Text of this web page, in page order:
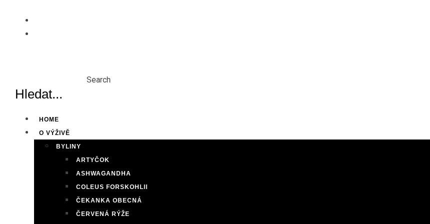
content
Search
HOME
O VÝŽIVĚ
BYLINY
ARTYČOK
ASHWAGANDHA
COLEUS FORSKOHLII
ČEKANKA OBECNÁ
ČERVENÁ RÝŽE